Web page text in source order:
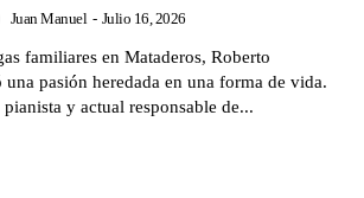
Juan Manuel - Julio 16, 2026
familiares en Mataderos, Roberto
pasión heredada en una forma de vida.
y actual responsable de...